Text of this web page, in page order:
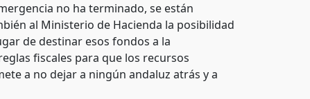
no ha terminado, se están
al Ministerio de Hacienda la posibilidad
de destinar esos fondos a la
fiscales para que los recursos
a no dejar a ningún andaluz atrás y a